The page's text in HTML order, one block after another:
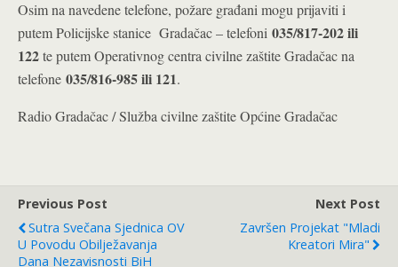
Osim na navedene telefone, požare građani mogu prijaviti i
putem Policijske stanice Gradačac – telefoni 035/817-202 ili
122te putem Operativnog centra civilne zaštite Gradačac na
telefone 035/816-985 ili 121.
Radio Gradačac / Služba civilne zaštite Općine Gradačac
Previous Post
Sutra Svečana Sjednica OV
U Povodu Obilježavanja
Dana Nezavisnosti BiH
Next Post
Završen Projekat "Mladi
Kreatori Mira"